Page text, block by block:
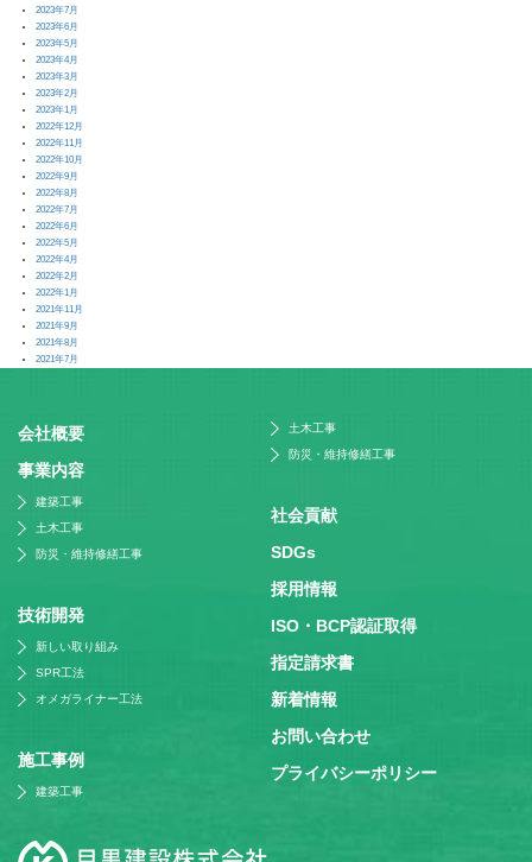
2023年7月
2023年6月
2023年5月
2023年4月
2023年3月
2023年2月
2023年1月
2022年12月
2022年11月
2022年10月
2022年9月
2022年8月
2022年7月
2022年6月
2022年5月
2022年4月
2022年2月
2022年1月
2021年11月
2021年9月
2021年8月
2021年7月
会社概要
事業内容
建築工事
土木工事
防災・維持修繕工事
技術開発
新しい取り組み
SPR工法
オメガライナー工法
施⼯事例
建築工事
土木工事
防災・維持修繕工事
社会貢献
SDGs
採⽤情報
ISO・BCP認証取得
指定請求書
新着情報
お問い合わせ
プライバシーポリシー